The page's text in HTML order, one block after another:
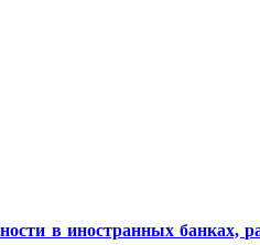
в иностранных банках,